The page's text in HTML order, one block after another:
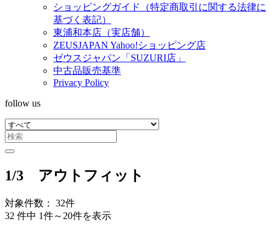
ショッピングガイド（特定商取引に関する法律に
基づく表記）
東浦和本店（実店舗）
ZEUSJAPAN Yahoo!ショッピング店
ゼウスジャパン「SUZURI店」
中古品販売基準
Privacy Policy
follow us
1/3 アウトフィット
対象件数： 32件
32 件中 1件～20件を表示